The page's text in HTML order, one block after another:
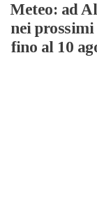
Meteo: ad
nei
fino al 10